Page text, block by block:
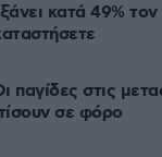
κατά 49% τον
παγίδες στις
σε φόρο